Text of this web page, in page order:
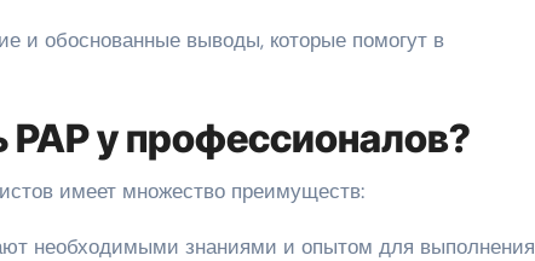
и обоснованные выводы, которые помогут в
РАР у профессионалов?
имеет множество преимуществ:
необходимыми знаниями и опытом для выполнения